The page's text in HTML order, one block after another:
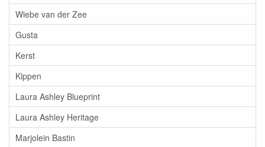
Wiebe van der Zee
Gusta
Kerst
Kippen
Laura Ashley Blueprint
Laura Ashley Heritage
Marjolein Bastin